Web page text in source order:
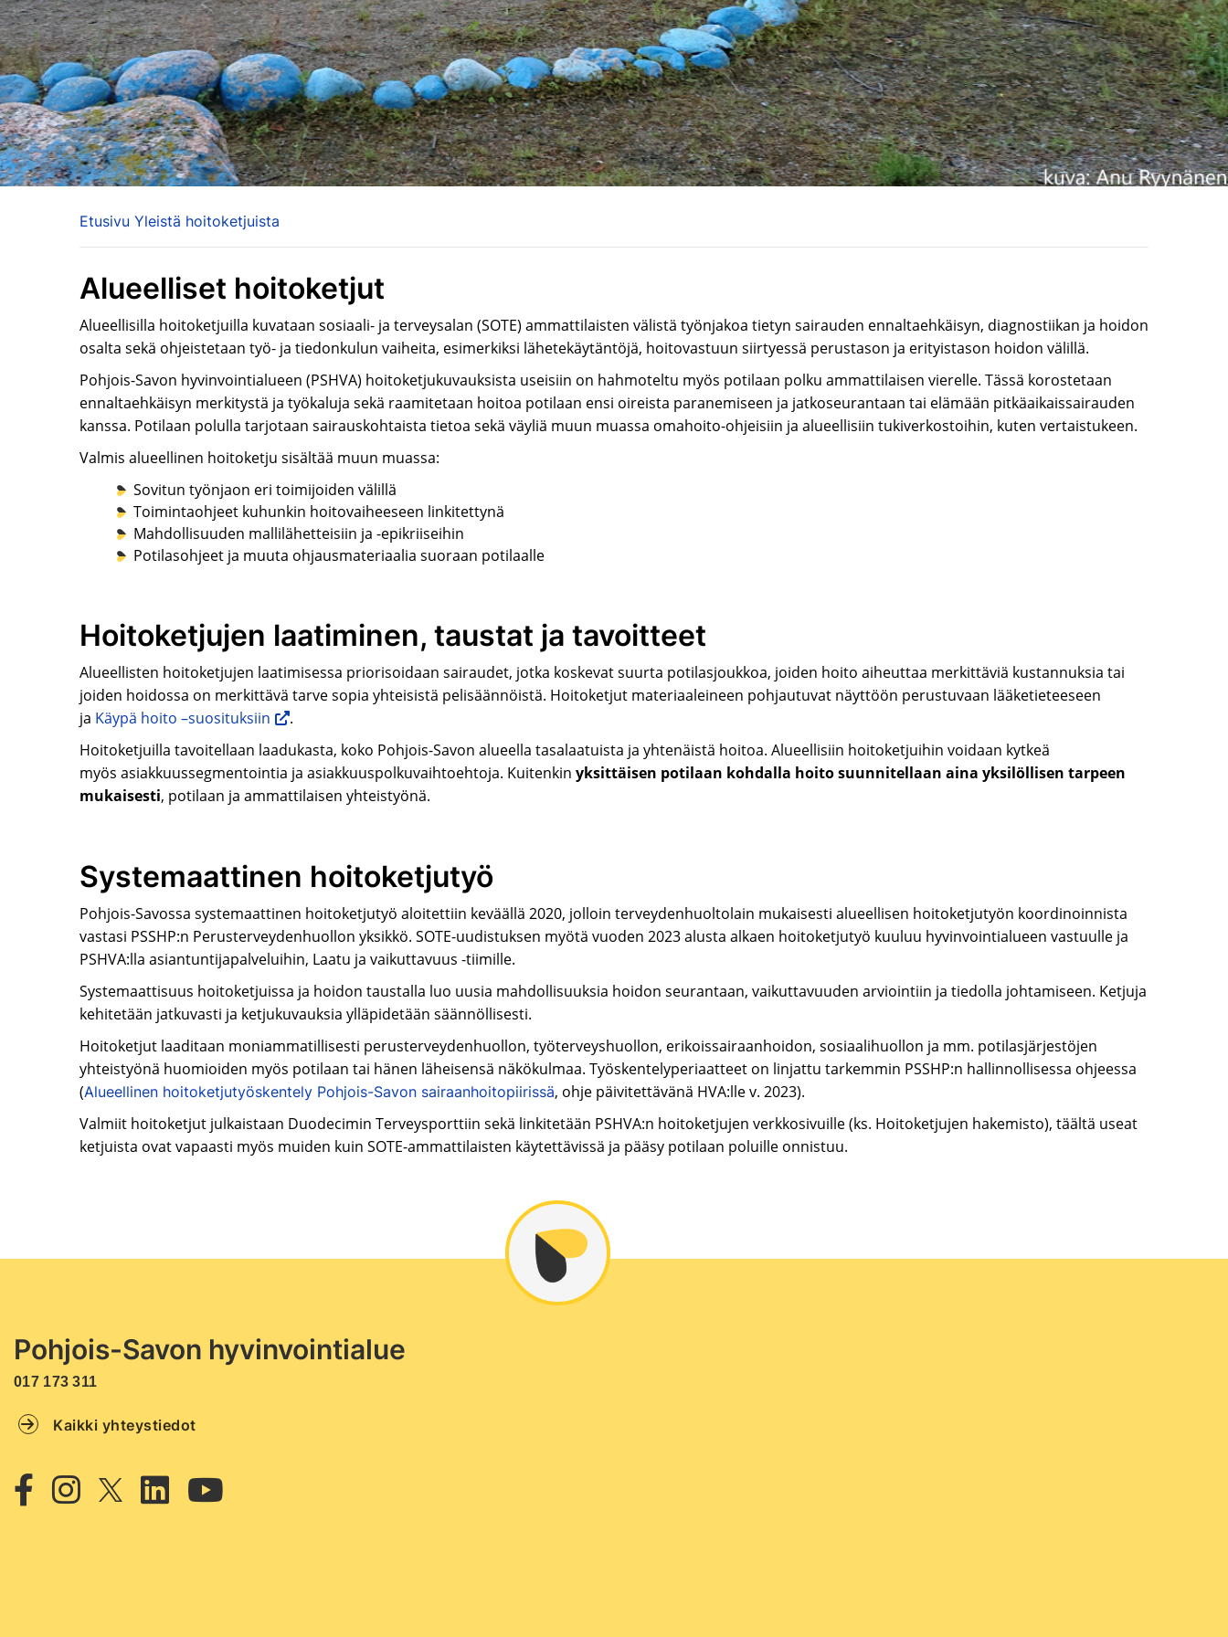
Etusivu Yleistä hoitoketjuista
Alueelliset hoitoketjut
Alueellisilla hoitoketjuilla kuvataan sosiaali- ja terveysalan (SOTE) ammattilaisten välistä työnjakoa tietyn sairauden ennaltaehkäisyn, diagnostiikan ja hoidon
osalta sekä ohjeistetaan työ- ja tiedonkulun vaiheita, esimerkiksi lähetekäytäntöjä, hoitovastuun siirtyessä perustason ja erityistason hoidon välillä.
Pohjois-Savon hyvinvointialueen (PSHVA) hoitoketjukuvauksista useisiin on hahmoteltu myös potilaan polku ammattilaisen vierelle. Tässä korostetaan
ennaltaehkäisyn merkitystä ja työkaluja sekä raamitetaan hoitoa potilaan ensi oireista paranemiseen ja jatkoseurantaan tai elämään pitkäaikaissairauden
kanssa. Potilaan polulla tarjotaan sairauskohtaista tietoa sekä väyliä muun muassa omahoito-ohjeisiin ja alueellisiin tukiverkostoihin, kuten vertaistukeen.
Valmis alueellinen hoitoketju sisältää muun muassa:
Sovitun työnjaon eri toimijoiden välillä
Toimintaohjeet kuhunkin hoitovaiheeseen linkitettynä
Mahdollisuuden mallilähetteisiin ja -epikriiseihin
Potilasohjeet ja muuta ohjausmateriaalia suoraan potilaalle
Hoitoketjujen laatiminen, taustat ja tavoitteet
Alueellisten hoitoketjujen laatimisessa priorisoidaan sairaudet, jotka koskevat suurta potilasjoukkoa, joiden hoito aiheuttaa merkittäviä kustannuksia tai
joiden hoidossa on merkittävä tarve sopia yhteisistä pelisäännöistä. Hoitoketjut materiaaleineen pohjautuvat näyttöön perustuvaan lääketieteeseen
ja Käypä hoito –suosituksiin
.
Hoitoketjuilla tavoitellaan laadukasta, koko Pohjois-Savon alueella tasalaatuista ja yhtenäistä hoitoa. Alueellisiin hoitoketjuihin voidaan kytkeä
myös asiakkuussegmentointia ja asiakkuuspolkuvaihtoehtoja. Kuitenkin yksittäisen potilaan kohdalla hoito suunnitellaan aina yksilöllisen tarpeen
mukaisesti, potilaan ja ammattilaisen yhteistyönä.
Systemaattinen hoitoketjutyö
Pohjois-Savossa systemaattinen hoitoketjutyö aloitettiin keväällä 2020, jolloin terveydenhuoltolain mukaisesti alueellisen hoitoketjutyön koordinoinnista
vastasi PSSHP:n Perusterveydenhuollon yksikkö. SOTE-uudistuksen myötä vuoden 2023 alusta alkaen hoitoketjutyö kuuluu hyvinvointialueen vastuulle ja
PSHVA:lla asiantuntijapalveluihin, Laatu ja vaikuttavuus -tiimille.
Systemaattisuus hoitoketjuissa ja hoidon taustalla luo uusia mahdollisuuksia hoidon seurantaan, vaikuttavuuden arviointiin ja tiedolla johtamiseen. Ketjuja
kehitetään jatkuvasti ja ketjukuvauksia ylläpidetään säännöllisesti.
Hoitoketjut laaditaan moniammatillisesti perusterveydenhuollon, työterveyshuollon, erikoissairaanhoidon, sosiaalihuollon ja mm. potilasjärjestöjen
yhteistyönä huomioiden myös potilaan tai hänen läheisensä näkökulmaa. Työskentelyperiaatteet on linjattu tarkemmin PSSHP:n hallinnollisessa ohjeessa
(Alueellinen hoitoketjutyöskentely Pohjois-Savon sairaanhoitopiirissä, ohje päivitettävänä HVA:lle v. 2023).
Valmiit hoitoketjut julkaistaan Duodecimin Terveysporttiin sekä linkitetään PSHVA:n hoitoketjujen verkkosivuille (ks. Hoitoketjujen hakemisto), täältä useat
ketjuista ovat vapaasti myös muiden kuin SOTE-ammattilaisten käytettävissä ja pääsy potilaan poluille onnistuu.
Pohjois-Savon hyvinvointialue
017 173 311
Kaikki yhteystiedot
Facebook
Instagram
TwitterLinkedin